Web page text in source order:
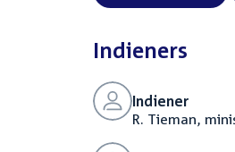
Indieners
Indiener
R. Tieman,